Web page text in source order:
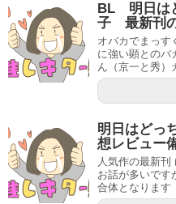
BL 明日は
子 最新刊の
オバカでまっす
に強い顕とのバ
ん（京一と秀）
明日はど
想レビュー
人気作の最新刊
お話が多いです
合体となります